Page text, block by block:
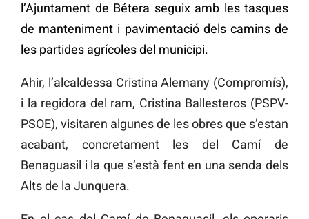
l’Ajuntament de Bétera seguix amb les tasques
de manteniment i pavimentació dels camins de
les partides agrícoles del municipi.
Ahir, l’alcaldessa Cristina Alemany (Compromís),
i la regidora del ram, Cristina Ballesteros (PSPV-
PSOE), visitaren algunes de les obres que s’estan
acabant, concretament les del Camí de
Benaguasil i la que s’està fent en una senda dels
Alts de la Junquera.